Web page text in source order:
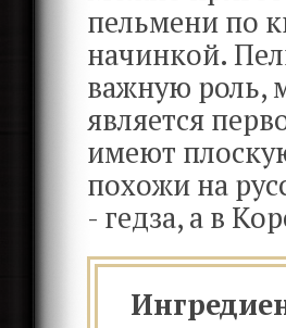
пельмени по
начинкой.
важную роль,
является
имеют
похожи на
- гедза, а в